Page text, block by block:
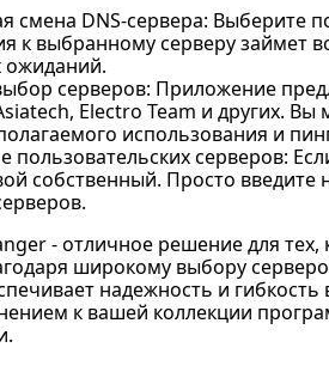
смена DNS-сервера: Выберите
к выбранному серверу займет
ожиданий.
серверов: Приложение
Electro Team и других.
использования и
пользовательских серверов:
собственный. Просто введите
- отличное решение для
широкому выбору
надежность и гибкость
к вашей коллекции